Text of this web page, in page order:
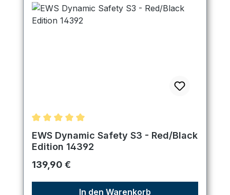
Durchschnittliche Bewertung von 5 von 5 Sternen
EWS Dynamic Safety S3 - Red/Black
Edition 14392
Regulärer Preis:
139,90 €
In den Warenkorb